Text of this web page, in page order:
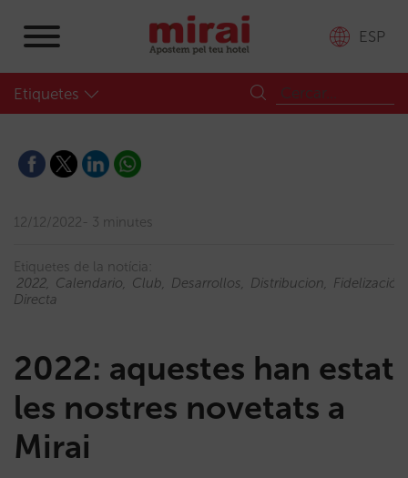
ESP
Etiquetes
12/12/2022 3 minutes
Etiquetes de la notícia:
2022
Calendario Club Desarrollos Distribucion
Fidelización
Directa
2022: aquestes han estat
les nostres novetats a
Mirai